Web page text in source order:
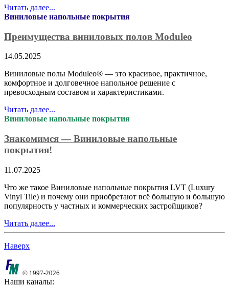
Читать далее...
Виниловые напольные покрытия
Преимущества виниловых полов Moduleo
14.05.2025
Виниловые полы Moduleo® — это красивое, практичное,
комфортное и долговечное напольное решение с
превосходным составом и характеристиками.
Читать далее...
Виниловые напольные покрытия
Знакомимся — Виниловые напольные
покрытия!
11.07.2025
Что же такое Виниловые напольные покрытия LVT (Luxury
Vinyl Tile) и почему они приобретают всё большую и большую
популярность у частных и коммерческих застройщиков?
Читать далее...
Наверх
© 1997-2026
Наши каналы: